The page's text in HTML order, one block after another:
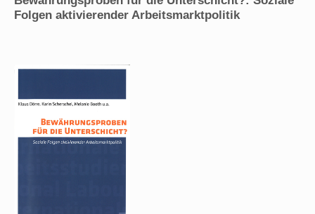
Folgen aktivierender Arbeitsmarktpolitik